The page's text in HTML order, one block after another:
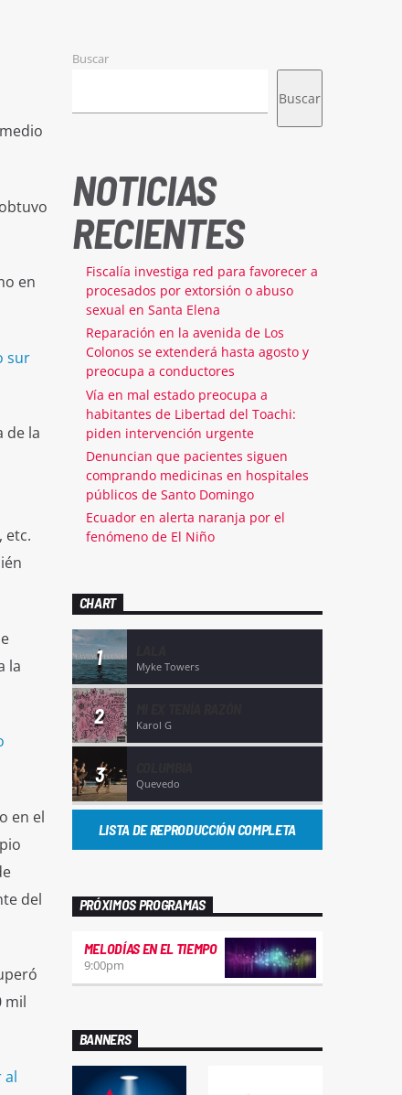
en
sur
de la
etc.
la
en el
del
mil
al
Buscar
Buscar
NOTICIAS
RECIENTES
Fiscalía investiga red para favorecer a
procesados por extorsión o abuso
sexual en Santa Elena
Reparación en la avenida de Los
Colonos se extenderá hasta agosto y
preocupa a conductores
Vía en mal estado preocupa a
habitantes de Libertad del Toachi:
piden intervención urgente
Denuncian que pacientes siguen
comprando medicinas en hospitales
públicos de Santo Domingo
Ecuador en alerta naranja por el
fenómeno de El Niño
CHART
1 Myke Towers
2 Karol G
3 Quevedo
LISTA DE REPRODUCCIÓN COMPLETA
PRÓXIMOS PROGRAMAS
MELODÍAS EN EL TIEMPO
9:00pm
BANNERS